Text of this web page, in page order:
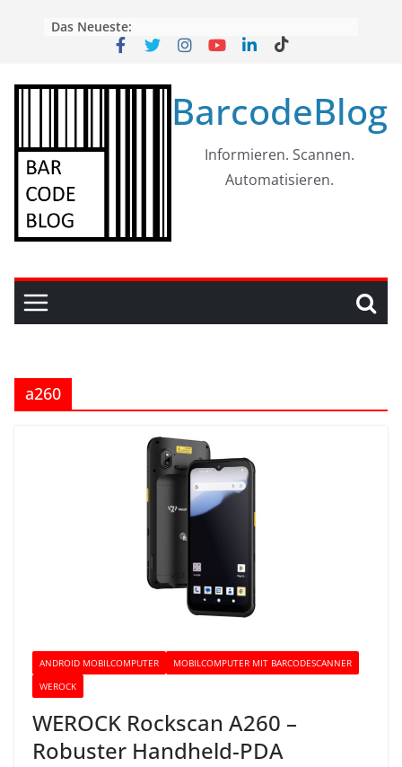
Das Neueste:
BarcodeBlog
Informieren. Scannen.
Automatisieren.
a260
ANDROID MOBILCOMPUTER
MOBILCOMPUTER MIT BARCODESCANNER
WEROCK
WEROCK Rockscan A260 –
Robuster Handheld-PDA